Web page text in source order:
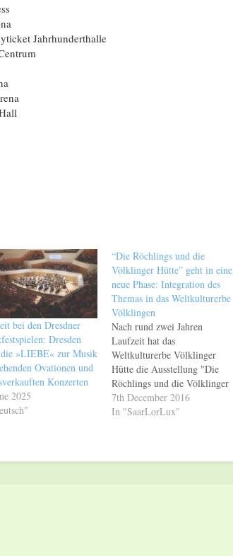
Jahrhunderthalle
bei den Dresdner
Dresden
»LIEBE« zur Musik
Ovationen und
Konzerten
2025
“Die Röchlings und die
Völklinger Hütte” geht in eine
neue Phase: Integration des
Themas in das Weltkulturerbe
Völklingen
Nach rund zwei Jahren
Laufzeit hat das
Weltkulturerbe Völklinger
Hütte die Ausstellung "Die
Röchlings und die Völklinger
Hütte" geschlossen. Im
nächsten Schritt wird das
7th December 2016
In "SaarLorLux"